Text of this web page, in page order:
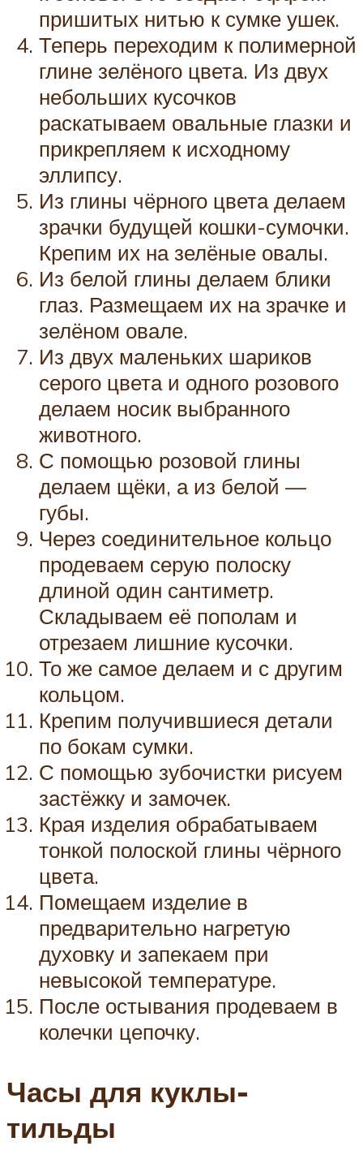
пришитых нитью к сумке ушек.
Теперь переходим к полимерной
глине зелёного цвета. Из двух
небольших кусочков
раскатываем овальные глазки и
прикрепляем к исходному
эллипсу.
Из глины чёрного цвета делаем
зрачки будущей кошки-сумочки.
Крепим их на зелёные овалы.
Из белой глины делаем блики
глаз. Размещаем их на зрачке и
зелёном овале.
Из двух маленьких шариков
серого цвета и одного розового
делаем носик выбранного
животного.
С помощью розовой глины
делаем щёки, а из белой —
губы.
Через соединительное кольцо
продеваем серую полоску
длиной один сантиметр.
Складываем её пополам и
отрезаем лишние кусочки.
То же самое делаем и с другим
кольцом.
Крепим получившиеся детали
по бокам сумки.
С помощью зубочистки рисуем
застёжку и замочек.
Края изделия обрабатываем
тонкой полоской глины чёрного
цвета.
Помещаем изделие в
предварительно нагретую
духовку и запекаем при
невысокой температуре.
После остывания продеваем в
колечки цепочку.
Часы для куклы-
тильды